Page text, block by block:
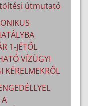
útmutató
1-JÉTŐL
VÍZÜGYI
KÉRELMEKRŐL
A